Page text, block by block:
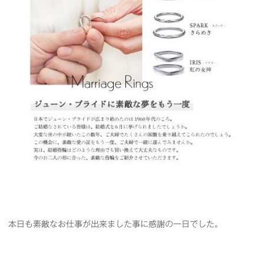
本日も素敵なお仕事が出来ました事に感謝の一日でした。